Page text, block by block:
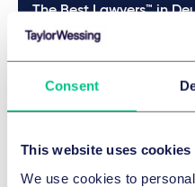
Consent
This website uses cookies
We use cookies to
The Best Lawyers™ in
Details